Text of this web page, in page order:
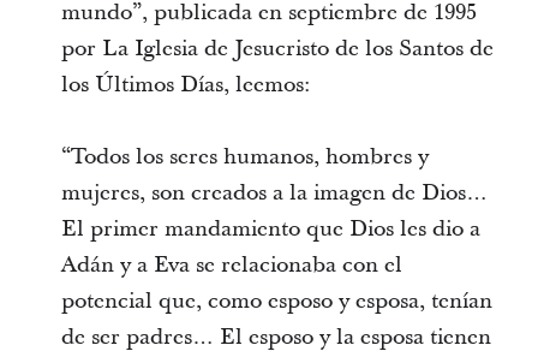
mundo”, publicada en septiembre de 1995
por La Iglesia de Jesucristo de los Santos de
los Últimos Días, leemos:
“Todos los seres humanos, hombres y
mujeres, son creados a la imagen de Dios…
El primer mandamiento que Dios les dio a
Adán y a Eva se relacionaba con el
potencial que, como esposo y esposa, tenían
de ser padres… El esposo y la esposa tienen